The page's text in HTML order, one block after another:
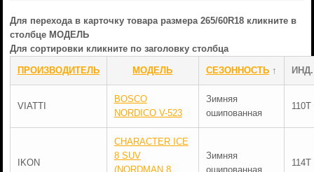
Для перехода в карточку товара размера 265/60R18 кликните в
столбце МОДЕЛЬ
Для сортировки кликните по заголовку столбца
ПРОИЗВОДИТЕЛЬ МОДЕЛЬ СЕЗОННОСТЬ↑
VIATTI
BOSCO
NORDICO V-523
Зимняя
ошипованная
110T
IKON
CHARACTER ICE
8 SUV
(NORDMAN 8
Зимняя
ошипованная
114T